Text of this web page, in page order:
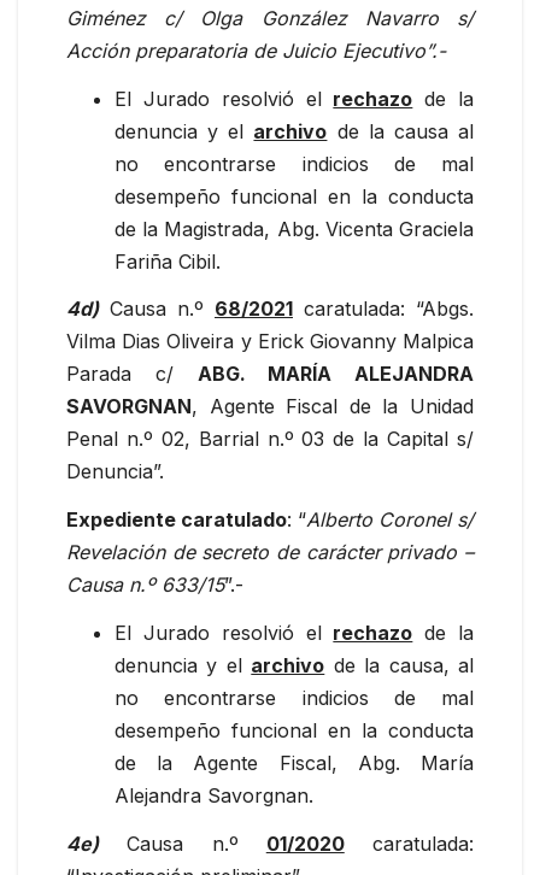
Giménez c/ Olga González Navarro s/
Acción preparatoria de Juicio Ejecutivo”.-
El Jurado resolvió el rechazo de la
denuncia y el archivo de la causa al
no encontrarse indicios de mal
desempeño funcional en la conducta
de la Magistrada, Abg. Vicenta Graciela
Fariña Cibil.
4d)Causa n.º 68/2021 caratulada: “Abgs.
Vilma Dias Oliveira y Erick Giovanny Malpica
Parada c/ ABG. MARÍA ALEJANDRA
SAVORGNAN, Agente Fiscal de la Unidad
Penal n.º 02, Barrial n.º 03 de la Capital s/
Denuncia”.
Expediente caratulado: “Alberto Coronel s/
Revelación de secreto de carácter privado –
Causa n.º 633/15”.-
El Jurado resolvió el rechazo de la
denuncia y el archivo de la causa, al
no encontrarse indicios de mal
desempeño funcional en la conducta
de la Agente Fiscal, Abg. María
Alejandra Savorgnan.
4e)Causa n.º 01/2020caratulada: